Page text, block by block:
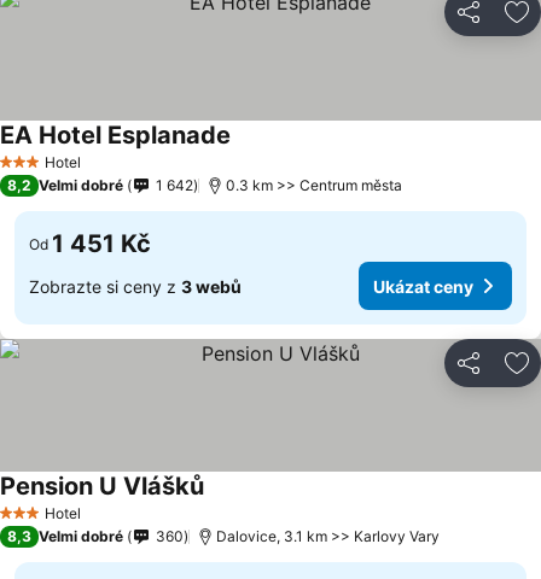
Sdílet
3 Počet hvězdiček
Hotel
EA Hotel Esplanade
8,2 Velmi dobré 1 642 0.3 km >> Centrum města
Od 1 451 Kč
Zobrazte si ceny z 3 webů Ukázat ceny
Sdílet
3 Počet hvězdiček
Hotel
Pension U Vlášků
8,3 Velmi dobré 360 Dalovice, 3.1 km >> Karlovy Vary